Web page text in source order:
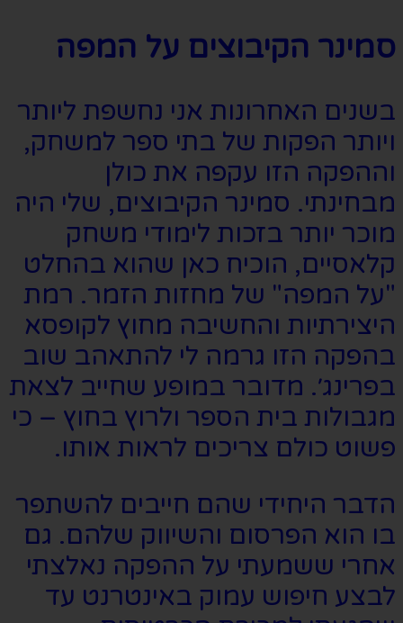
סמינר הקיבוצים על המפה
בשנים האחרונות אני נחשפת ליותר
ויותר הפקות של בתי ספר למשחק,
וההפקה הזו עקפה את כולן
מבחינתי. סמינר הקיבוצים, שלי היה
מוכר יותר בזכות לימודי משחק
קלאסיים, הוכיח כאן שהוא בהחלט
"על המפה" של מחזות הזמר. רמת
היצירתיות והחשיבה מחוץ לקופסא
בהפקה הזו גרמה לי להתאהב שוב
בפרינג׳. מדובר במופע שחייב לצאת
מגבולות בית הספר ולרוץ בחוץ – כי
פשוט כולם צריכים לראות אותו.
הדבר היחידי שהם חייבים להשתפר
בו הוא הפרסום והשיווק שלהם. גם
אחרי ששמעתי על ההפקה נאלצתי
לבצע חיפוש עמוק באינטרנט עד